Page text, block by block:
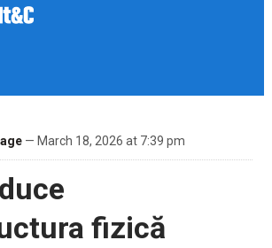
— March 18, 2026 at 7:39 pm
fizică